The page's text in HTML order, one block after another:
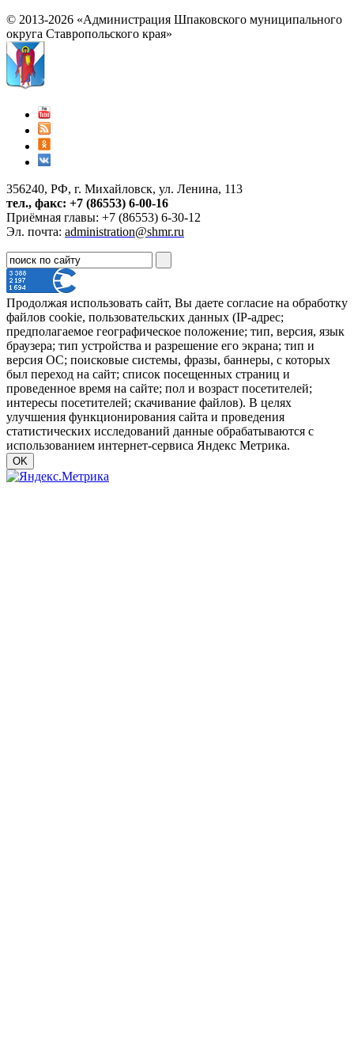
© 2013-2026 «Администрация Шпаковского муниципального
округа Ставропольского края»
356240, РФ, г. Михайловск, ул. Ленина, 113
тел., факс: +7 (86553) 6-00-16
Приёмная главы: +7 (86553) 6-30-12
Эл. почта: administration@shmr.ru
Продолжая использовать сайт, Вы даете согласие на обработку
файлов cookie, пользовательских данных (IP-адрес;
предполагаемое географическое положение; тип, версия, язык
браузера; тип устройства и разрешение его экрана; тип и
версия ОС; поисковые системы, фразы, баннеры, с которых
был переход на сайт; список посещенных страниц и
проведенное время на сайте; пол и возраст посетителей;
интересы посетителей; скачивание файлов). В целях
улучшения функционирования сайта и проведения
статистических исследований данные обрабатываются с
использованием интернет-сервиса Яндекс Метрика.
OK